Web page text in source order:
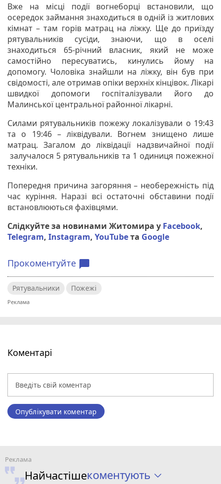
Вже на місці події вогнеборці встановили, що
осередок займання знаходиться в одній із житлових
кімнат – там горів матрац на ліжку. Ще до приїзду
рятувальників сусіди, знаючи, що в оселі
знаходиться 65-річний власник, який не може
самостійно пересуватись, кинулись йому на
допомогу. Чоловіка знайшли на ліжку, він був при
свідомості, але отримав опіки верхніх кінцівок. Лікарі
швидкої допомоги госпіталізували його до
Малинської центральної районної лікарні.
Силами рятувальників пожежу локалізували о 19:43
та о 19:46 – ліквідували. Вогнем знищено лише
матрац. Загалом до ліквідації надзвичайної події
залучалося 5 рятувальників та 1 одиниця пожежної
техніки.
Попередня причина загоряння – необережність під
час куріння. Наразі всі остаточні обставини події
встановлюються фахівцями.
Слідкуйте за новинами Житомира у Facebook,
Telegram, Instagram, YouTubeта Google
Прокоментуйте chat_bubble
Рятувальники Пожежі
Коментарі
Опублікувати коментар
Найчастішекоментують